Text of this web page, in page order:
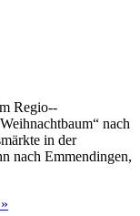
Regio-­
nach
in der
nach Emmendingen,